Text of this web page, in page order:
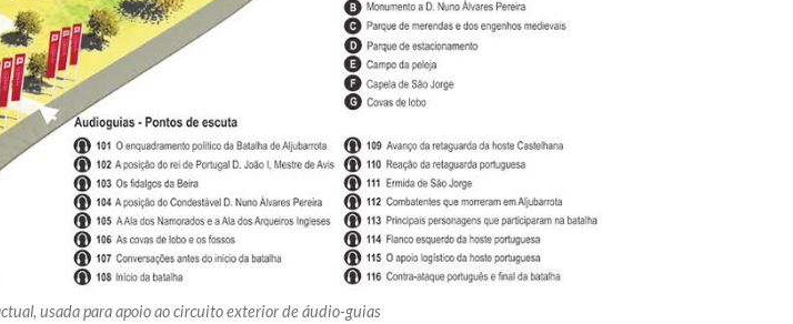
usada para apoio ao circuito exterior de áudio-guias